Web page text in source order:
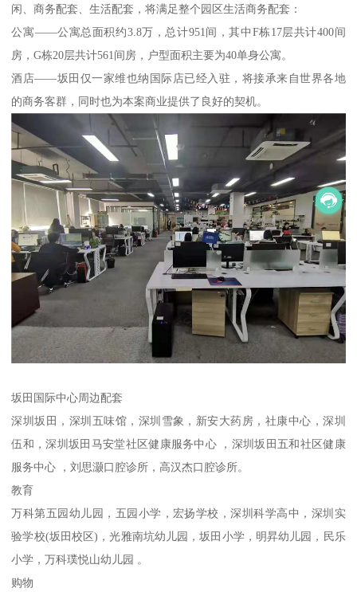
闲、商务配套、生活配套，将满足整个园区生活商务配套：
公寓——公寓总面积约3.8万，总计951间，其中F栋17层共计400间
房，G栋20层共计561间房，户型面积主要为40单身公寓。
酒店——坂田仅一家维也纳国际店已经入驻，将接承来自世界各地
的商务客群，同时也为本案商业提供了良好的契机。
坂田国际中心周边配套
深圳坂田，深圳五味馆，深圳雪象，新安大药房，社康中心，深圳
伍和，深圳坂田马安堂社区健康服务中心 ，深圳坂田五和社区健康
服务中心 ，刘思灏口腔诊所，高汉杰口腔诊所。
教育
万科第五园幼儿园，五园小学，宏扬学校，深圳科学高中，深圳实
验学校(坂田校区)，光雅南坑幼儿园，坂田小学，明昇幼儿园，民乐
小学，万科璞悦山幼儿园 。
购物